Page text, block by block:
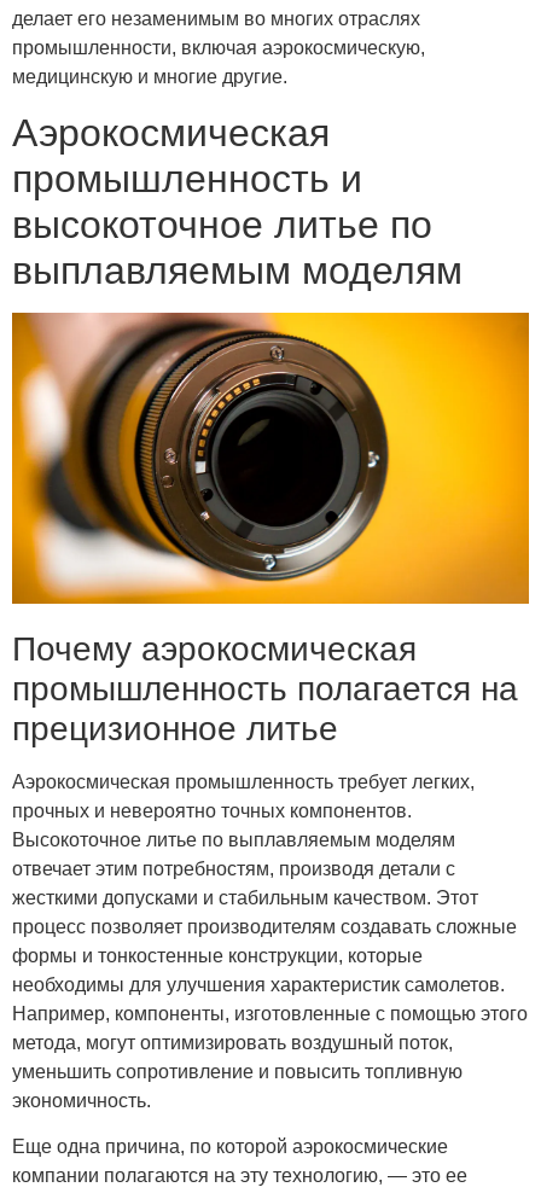
делает его незаменимым во многих отраслях
промышленности, включая аэрокосмическую,
медицинскую и многие другие.
Аэрокосмическая
промышленность и
высокоточное литье по
выплавляемым моделям
Почему аэрокосмическая
промышленность полагается на
прецизионное литье
Аэрокосмическая промышленность требует легких,
прочных и невероятно точных компонентов.
Высокоточное литье по выплавляемым моделям
отвечает этим потребностям, производя детали с
жесткими допусками и стабильным качеством. Этот
процесс позволяет производителям создавать сложные
формы и тонкостенные конструкции, которые
необходимы для улучшения характеристик самолетов.
Например, компоненты, изготовленные с помощью этого
метода, могут оптимизировать воздушный поток,
уменьшить сопротивление и повысить топливную
экономичность.
Еще одна причина, по которой аэрокосмические
компании полагаются на эту технологию, — это ее